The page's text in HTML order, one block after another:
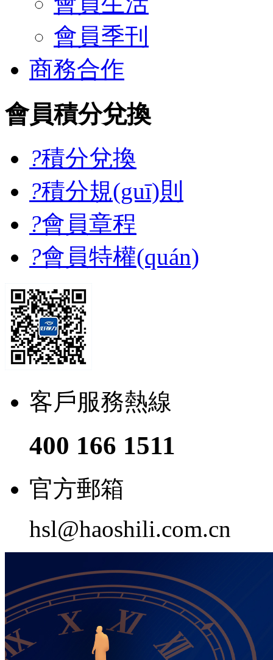
會員季刊
商務合作
會員積分兌換
?積分兌換
?積分規(guī)則
?會員章程
?會員特權(quán)
客戶服務熱線
400 166 1511
官方郵箱
hsl@haoshili.com.cn